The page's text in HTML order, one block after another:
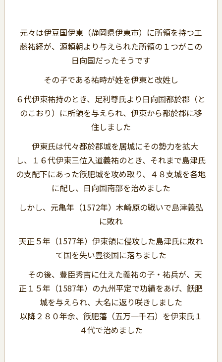
元々は伊豆国伊東（静岡県伊東市）に所領を持つ工
藤祐経が、源頼朝より与えられた所領の１つがこの
日向国だったそうです
その子である祐時が姓を伊東と改姓し
６代伊東祐持のとき、足利尊氏より日向国都於郡（と
のこおり）に所領を与えられ、伊東から都於郡に移
住しました
伊東氏は代々都於郡城を居城にその勢力を拡大
し、１６代伊東三位入道義祐のとき、それまで島津氏
の支配下にあった飫肥城を攻め取り、４８支城を各地
に配し、日向国南部を治めました
しかし、元亀年（1572年）木崎原の戦いで島津義弘
に敗れ
天正５年（1577年）伊東領に侵攻した島津氏に敗れ
て国を失い豊後国に落ちました
その後、豊臣秀吉に仕えた義祐の子・祐兵が、天
正１５年（1587年）の九州平定で功績をあげ、飫肥
城を与えられ、大名に返り咲きしました
以降２８０年余、飫肥藩（五万一千石）を伊東氏１
４代で治めました